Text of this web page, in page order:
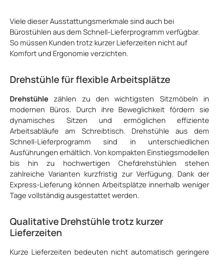
Viele dieser Ausstattungsmerkmale sind auch bei
Bürostühlen aus dem Schnell-Lieferprogramm verfügbar.
So müssen Kunden trotz kurzer Lieferzeiten nicht auf
Komfort und Ergonomie verzichten.
Drehstühle für flexible Arbeitsplätze
Drehstühle zählen zu den wichtigsten Sitzmöbeln in
modernen Büros. Durch ihre Beweglichkeit fördern sie
dynamisches Sitzen und ermöglichen effiziente
Arbeitsabläufe am Schreibtisch. Drehstühle aus dem
Schnell-Lieferprogramm sind in unterschiedlichen
Ausführungen erhältlich. Von kompakten Einstiegsmodellen
bis hin zu hochwertigen Chefdrehstühlen stehen
zahlreiche Varianten kurzfristig zur Verfügung. Dank der
Express-Lieferung können Arbeitsplätze innerhalb weniger
Tage vollständig ausgestattet werden.
Qualitative Drehstühle trotz kurzer
Lieferzeiten
Kurze Lieferzeiten bedeuten nicht automatisch geringere